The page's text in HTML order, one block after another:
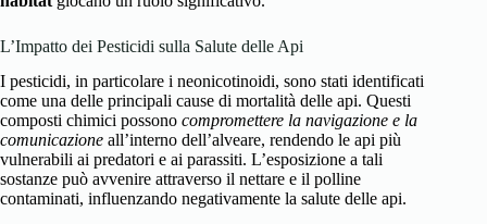
L’Impatto dei Pesticidi sulla Salute delle Api
I pesticidi, in particolare i neonicotinoidi, sono stati identificati
come una delle principali cause di mortalità delle api. Questi
composti chimici possono compromettere la navigazione e la
comunicazione all’interno dell’alveare, rendendo le api più
vulnerabili ai predatori e ai parassiti. L’esposizione a tali
sostanze può avvenire attraverso il nettare e il polline
contaminati, influenzando negativamente la salute delle api.